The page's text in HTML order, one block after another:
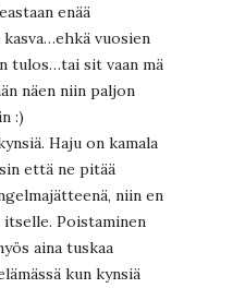
enää
vuosien
tulos…tai sit vaan mä
näen niin paljon
:)
Haju on kamala
että ne pitää
niin en
itselle. Poistaminen
aina tuskaa
kun kynsiä